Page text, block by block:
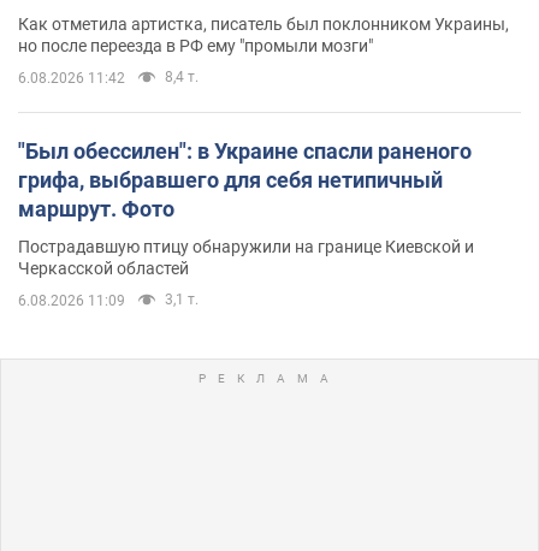
Как отметила артистка, писатель был поклонником Украины,
но после переезда в РФ ему "промыли мозги"
6.08.2026 11:42 8,4 т.
"Был обессилен": в Украине спасли раненого
грифа, выбравшего для себя нетипичный
маршрут. Фото
Пострадавшую птицу обнаружили на границе Киевской и
Черкасской областей
6.08.2026 11:09 3,1 т.